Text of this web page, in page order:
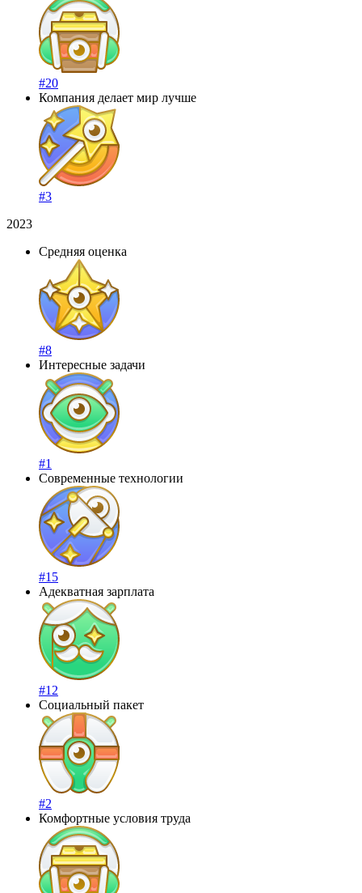
#20
Компания делает мир лучше
#3
2023
Средняя оценка
#8
Интересные задачи
#1
Современные технологии
#15
Адекватная зарплата
#12
Социальный пакет
#2
Комфортные условия труда